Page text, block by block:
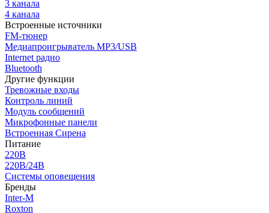
3 канала
4 канала
Встроенные источники
FM-тюнер
Медиапроигрыватель MP3/USB
Internet радио
Bluetooth
Другие функции
Тревожные входы
Контроль линий
Модуль сообщений
Микрофонные панели
Встроенная Сирена
Питание
220В
220В/24В
Системы оповещения
Бренды
Inter-M
Roxton